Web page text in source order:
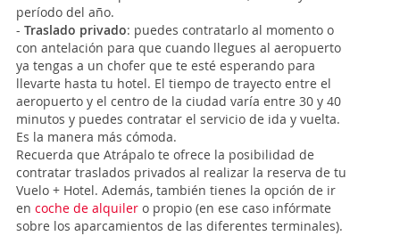
período del año.
- Traslado privado: puedes contratarlo al momento o
con antelación para que cuando llegues al aeropuerto
ya tengas a un chofer que te esté esperando para
llevarte hasta tu hotel. El tiempo de trayecto entre el
aeropuerto y el centro de la ciudad varía entre 30 y 40
minutos y puedes contratar el servicio de ida y vuelta.
Es la manera más cómoda.
Recuerda que Atrápalo te ofrece la posibilidad de
contratar traslados privados al realizar la reserva de tu
Vuelo + Hotel. Además, también tienes la opción de ir
en coche de alquiler o propio (en ese caso infórmate
sobre los aparcamientos de las diferentes terminales).